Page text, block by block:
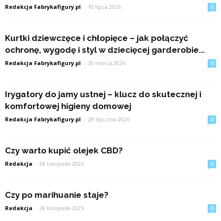
Redakcja Fabrykafigury.pl - 10 lipca 2026 0
Kurtki dziewczęce i chłopięce – jak połączyć
ochronę, wygodę i styl w dziecięcej garderobie...
Redakcja Fabrykafigury.pl - 30 marca 2026 0
Irygatory do jamy ustnej – klucz do skutecznej i
komfortowej higieny domowej
Redakcja Fabrykafigury.pl - 28 stycznia 2026 0
Czy warto kupić olejek CBD?
Redakcja - 28 listopada 2025 0
Czy po marihuanie staje?
Redakcja - 28 listopada 2025 0